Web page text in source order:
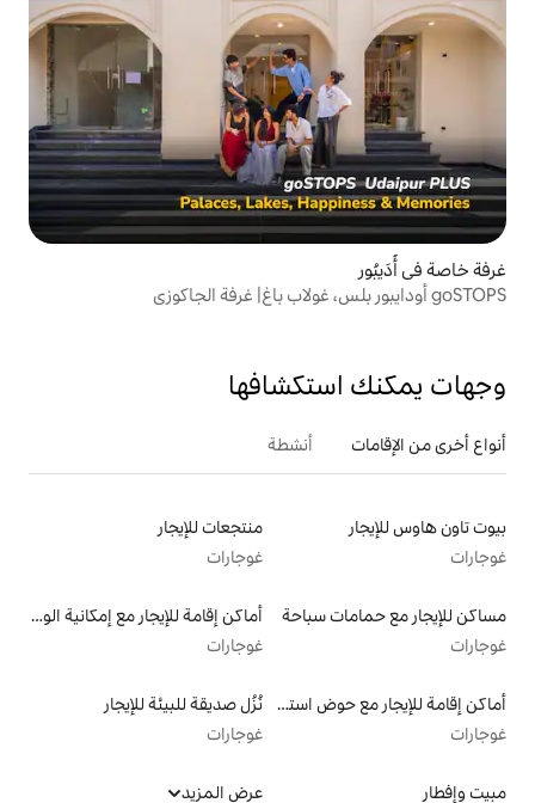
أنشطة
منتجعات للإيجار
غوجارات
أماكن إقامة للإيجار مع إمكانية الوصول إلى الشاطئ
غوجارات
أماكن إقامة للإيجار مع حوض استحمام ساخن
نُزُل صديقة للبيئة للإيجار
غوجارات
عرض المزيد